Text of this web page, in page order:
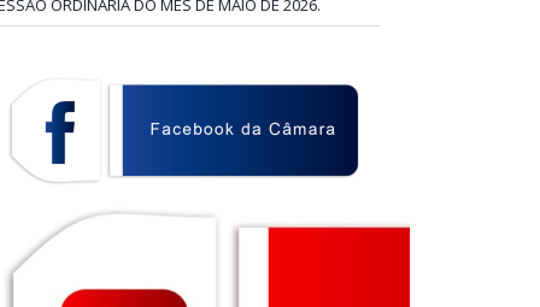
ORDINÁRIA DO MÊS DE MAIO DE 2026.